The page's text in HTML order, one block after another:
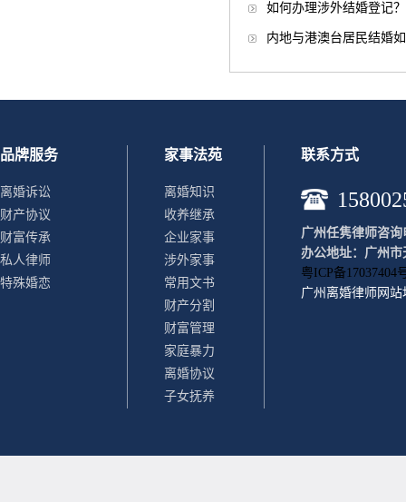
如何办理涉外结婚登记？
内地与港澳台居民结婚
品牌服务 家事法苑 联系方式
离婚诉讼
财产协议
财富传承
私人律师
特殊婚恋
离婚知识
收养继承
企业家事
涉外家事
常用文书
财产分割
财富管理
家庭暴力
离婚协议
子女抚养
广州任隽律师咨询
办公地址：广州市
粤ICP备17037404
广州离婚律师 网站